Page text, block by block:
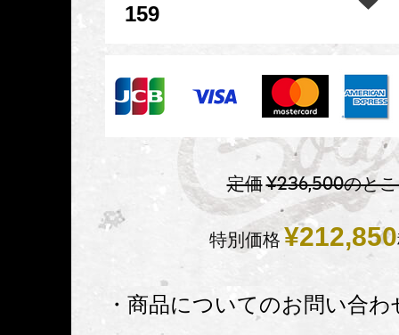
159
定価¥236,500のと
特別価格 ¥212,850
・商品についてのお問い合わ